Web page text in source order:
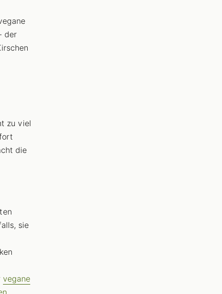
der
zu viel
die
sie
vegane